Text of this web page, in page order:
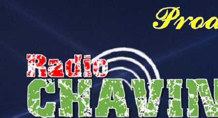
30
jueves, agosto 6, 2026